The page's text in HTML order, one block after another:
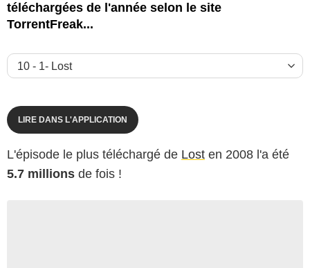
téléchargées de l'année selon le site
TorrentFreak...
LIRE DANS L'APPLICATION
L'épisode le plus téléchargé de Lost en 2008 l'a été
5.7 millions de fois !